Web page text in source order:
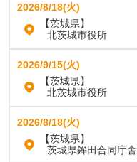
2026/8/18(火)
【茨城県】
北茨城市役所
2026/9/15(火)
【茨城県】
北茨城市役所
2026/8/18(火)
【茨城県】
茨城県鉾田合同庁舎